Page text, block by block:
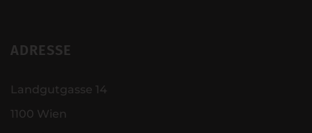
ADRESSE
Landgutgasse 14
1100 Wien